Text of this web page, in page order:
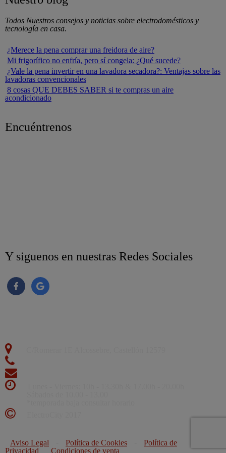
Todos Nuestros consejos y noticias sobre electrodomésticos y
tecnología en casa.
¿Merece la pena comprar una freidora de aire?
Mi frigorífico no enfría, pero sí congela: ¿Qué sucede?
¿Vale la pena invertir en una lavadora secadora?: Ventajas sobre las
lavadoras convencionales
8 cosas QUE DEBES SABER si te compras un aire
acondicionado
Encuéntrenos
Y siguenos en nuestras Redes Sociales
Aviso Legal Política de Cookies
Política de
Privacidad
Condiciones de venta